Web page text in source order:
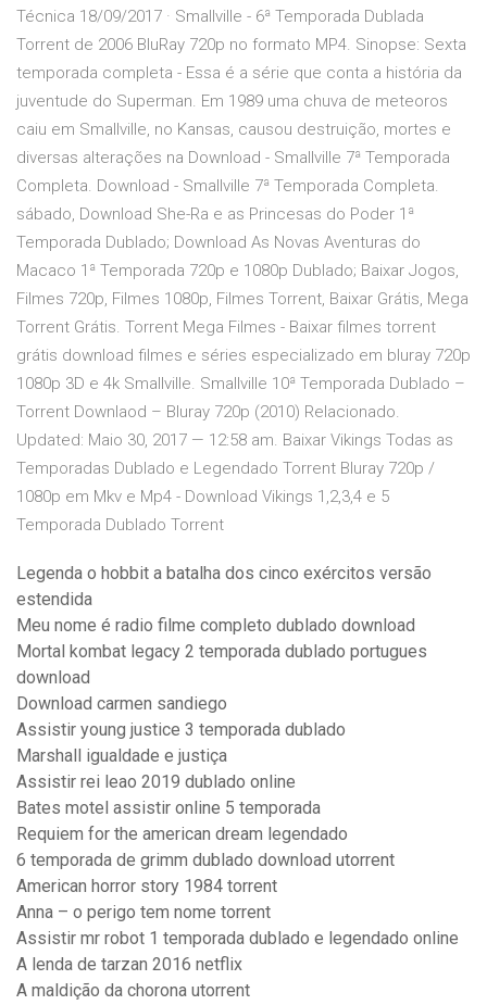
Técnica 18/09/2017 · Smallville - 6ª Temporada Dublada
Torrent de 2006 BluRay 720p no formato MP4. Sinopse: Sexta
temporada completa - Essa é a série que conta a história da
juventude do Superman. Em 1989 uma chuva de meteoros
caiu em Smallville, no Kansas, causou destruição, mortes e
diversas alterações na Download - Smallville 7ª Temporada
Completa. Download - Smallville 7ª Temporada Completa.
sábado, Download She-Ra e as Princesas do Poder 1ª
Temporada Dublado; Download As Novas Aventuras do
Macaco 1ª Temporada 720p e 1080p Dublado; Baixar Jogos,
Filmes 720p, Filmes 1080p, Filmes Torrent, Baixar Grátis, Mega
Torrent Grátis. Torrent Mega Filmes - Baixar filmes torrent
grátis download filmes e séries especializado em bluray 720p
1080p 3D e 4k Smallville. Smallville 10ª Temporada Dublado –
Torrent Downlaod – Bluray 720p (2010) Relacionado.
Updated: Maio 30, 2017 — 12:58 am. Baixar Vikings Todas as
Temporadas Dublado e Legendado Torrent Bluray 720p /
1080p em Mkv e Mp4 - Download Vikings 1,2,3,4 e 5
Temporada Dublado Torrent
Legenda o hobbit a batalha dos cinco exércitos versão
estendida
Meu nome é radio filme completo dublado download
Mortal kombat legacy 2 temporada dublado portugues
download
Download carmen sandiego
Assistir young justice 3 temporada dublado
Marshall igualdade e justiça
Assistir rei leao 2019 dublado online
Bates motel assistir online 5 temporada
Requiem for the american dream legendado
6 temporada de grimm dublado download utorrent
American horror story 1984 torrent
Anna – o perigo tem nome torrent
Assistir mr robot 1 temporada dublado e legendado online
A lenda de tarzan 2016 netflix
A maldição da chorona utorrent